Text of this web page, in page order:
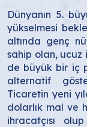
Dünyanın 5.
yükselmesi
altında genç
sahip olan, ucuz
de büyük bir iç
alternatif
Ticaretin yeni
dolarlık mal ve
ihracatçısı